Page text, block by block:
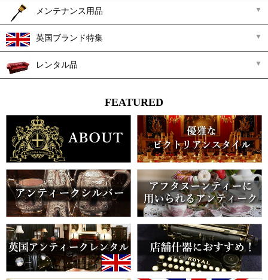
メンテナンス用品
英国ブランド特集
レンタル品
FEATURED